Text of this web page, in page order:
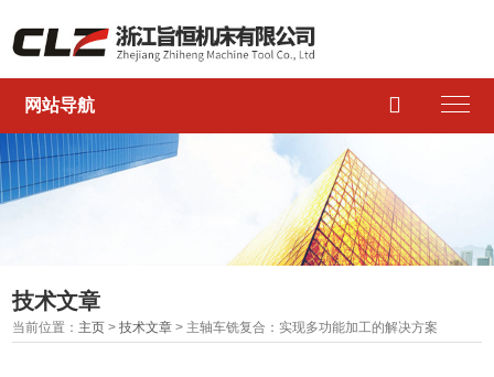
网站导航 
技术文章
当前位置： 主页 >技术文章 > 主轴车铣复合：实现多功能加工的解决方案